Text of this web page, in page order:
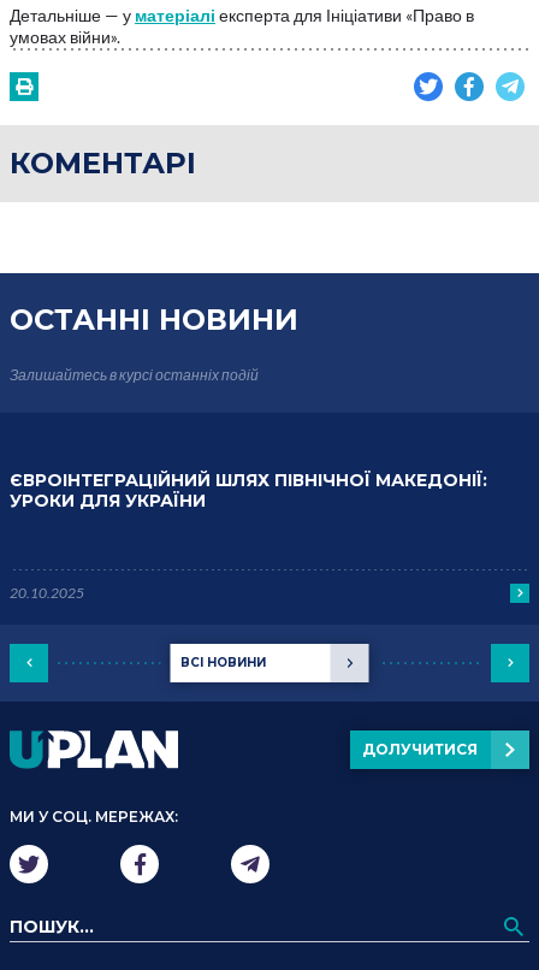
Детальніше — у матеріалі експерта для Ініціативи «Право в
умовах війни».
КОМЕНТАРІ
ОСТАННІ НОВИНИ
Залишайтесь в курсіостанніх подій
ВСІ НОВИНИ
ЄВРОІНТЕГРАЦІЙНИЙ ШЛЯХ ПІВНІЧНОЇ МАКЕДОНІЇ:
УРОКИ ДЛЯ УКРАЇНИ
20.10.2025
МИ У СОЦ. МЕРЕЖАХ:
ДОЛУЧИТИСЯ